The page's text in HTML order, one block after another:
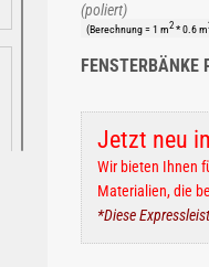
(poliert)
(Berechnung = 1 m2 * 0.6 m
FENSTERBÄNKE
Jetzt neu
Wir bieten Ihnen
Materialien, die
*Diese